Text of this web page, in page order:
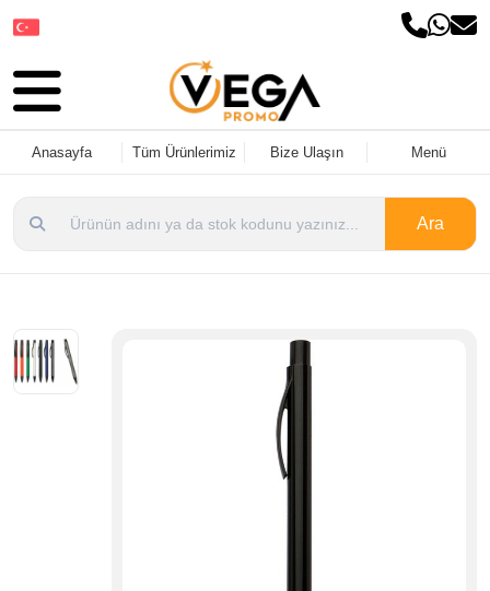
Anasayfa Tüm Ürünlerimiz Bize Ulaşın Menü
Ara